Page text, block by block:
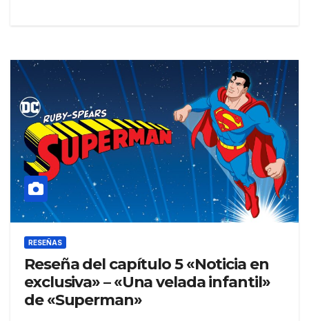
RESEÑAS
Reseña del capítulo 5 «Noticia en
exclusiva» – «Una velada infantil»
de «Superman»